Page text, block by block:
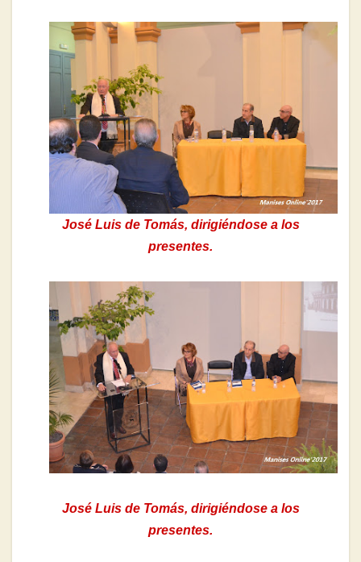
José Luis de Tomás, dirigiéndose a los
presentes.
José Luis de Tomás, dirigiéndose a los
presentes.